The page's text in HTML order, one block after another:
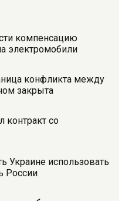
компенсацию
электромобили
конфликта между
закрыта
контракт со
Украине использовать
России